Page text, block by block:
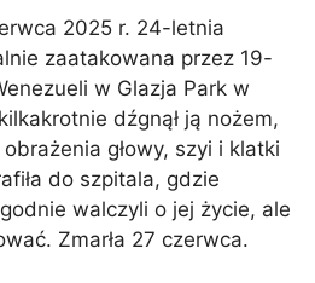
2025 r. 24-letnia
zaatakowana przez 19-
w Glazja Park w
dźgnął ją nożem,
głowy, szyi i klatki
do szpitala, gdzie
walczyli o jej życie, ale
Zmarła 27 czerwca.